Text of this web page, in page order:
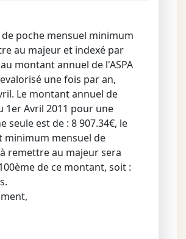
poche mensuel minimum
au majeur et indexé par
montant annuel de l'ASPA
une fois par an,
Le montant annuel de
1er Avril 2011 pour une
seule est de : 8 907.34€, le
minimum mensuel de
remettre au majeur sera
de ce montant, soit :